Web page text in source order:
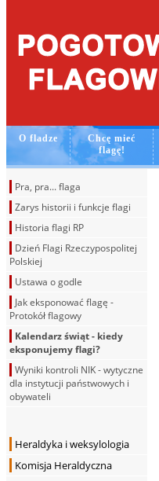
O fladze
Chcę mieć
flagę!
Pra, pra... flaga
Zarys historii i funkcje flagi
Historia flagi RP
Dzień Flagi Rzeczypospolitej
Polskiej
Ustawa o godle
Jak eksponować flagę -
Protokół flagowy
Kalendarz świąt - kiedy
eksponujemy flagi?
Wyniki kontroli NIK - wytyczne
dla instytucji państwowych i
obywateli
Heraldyka i weksylologia
Komisja Heraldyczna